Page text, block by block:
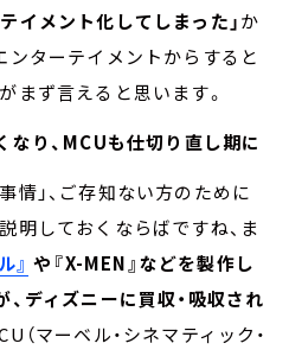
イメント化してしまった」か
ンターテイメントからすると
まず言えると思います。
り、MCUも仕切り直し期に
情」、ご存知ない方のために
明しておくならばですね、ま
』 や『X-MEN』などを製作し
ディズニーに買収・吸収され
マーベル・シネマティック・